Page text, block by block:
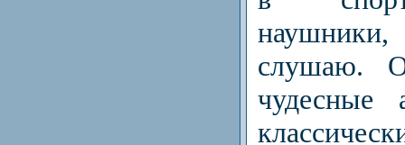
слушаю.
чудесные